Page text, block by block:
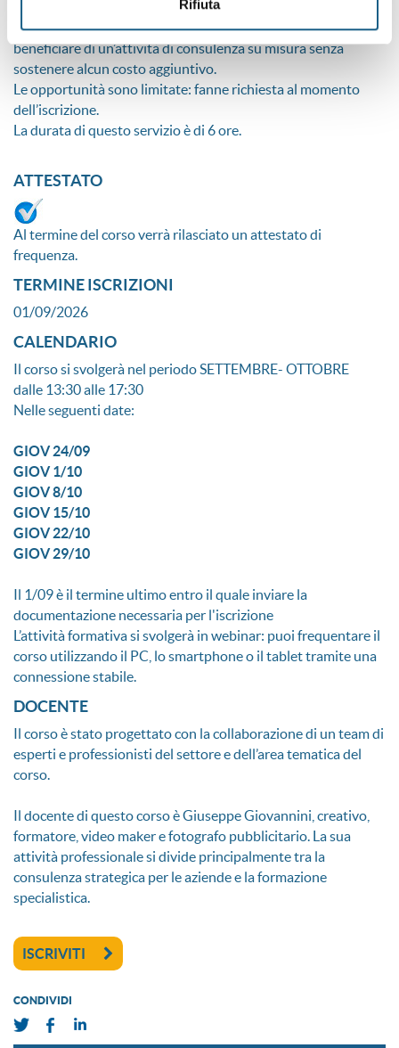
Rifiuta
Misure di accompagnamento
Partecipando al corso potrai permettere alla tua azienda di
beneficiare di un’attività di consulenza su misura senza
sostenere alcun costo aggiuntivo.
Le opportunità sono limitate: fanne richiesta al momento
dell’iscrizione.
La durata di questo servizio è di 6 ore.
ATTESTATO
Al termine del corso verrà rilasciato un attestato di
frequenza.
TERMINE ISCRIZIONI
01/09/2026
CALENDARIO
Il corso si svolgerà nel periodo SETTEMBRE- OTTOBRE
dalle 13:30 alle 17:30
Nelle seguenti date:
GIOV 24/09
GIOV 1/10
GIOV 8/10
GIOV 15/10
GIOV 22/10
GIOV 29/10
Il 1/09 è il termine ultimo entro il quale inviare la
documentazione necessaria per l'iscrizione
L’attività formativa si svolgerà in webinar: puoi frequentare il
corso utilizzando il PC, lo smartphone o il tablet tramite una
connessione stabile.
DOCENTE
Il corso è stato progettato con la collaborazione di un team di
esperti e professionisti del settore e dell’area tematica del
corso.
Il docente di questo corso è Giuseppe Giovannini, creativo,
formatore, video maker e fotografo pubblicitario. La sua
attività professionale si divide principalmente tra la
consulenza strategica per le aziende e la formazione
specialistica.
ISCRIVITI
CONDIVIDI